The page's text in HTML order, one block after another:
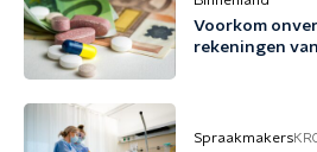
Voorkom
rekeningen
Spraakmakers